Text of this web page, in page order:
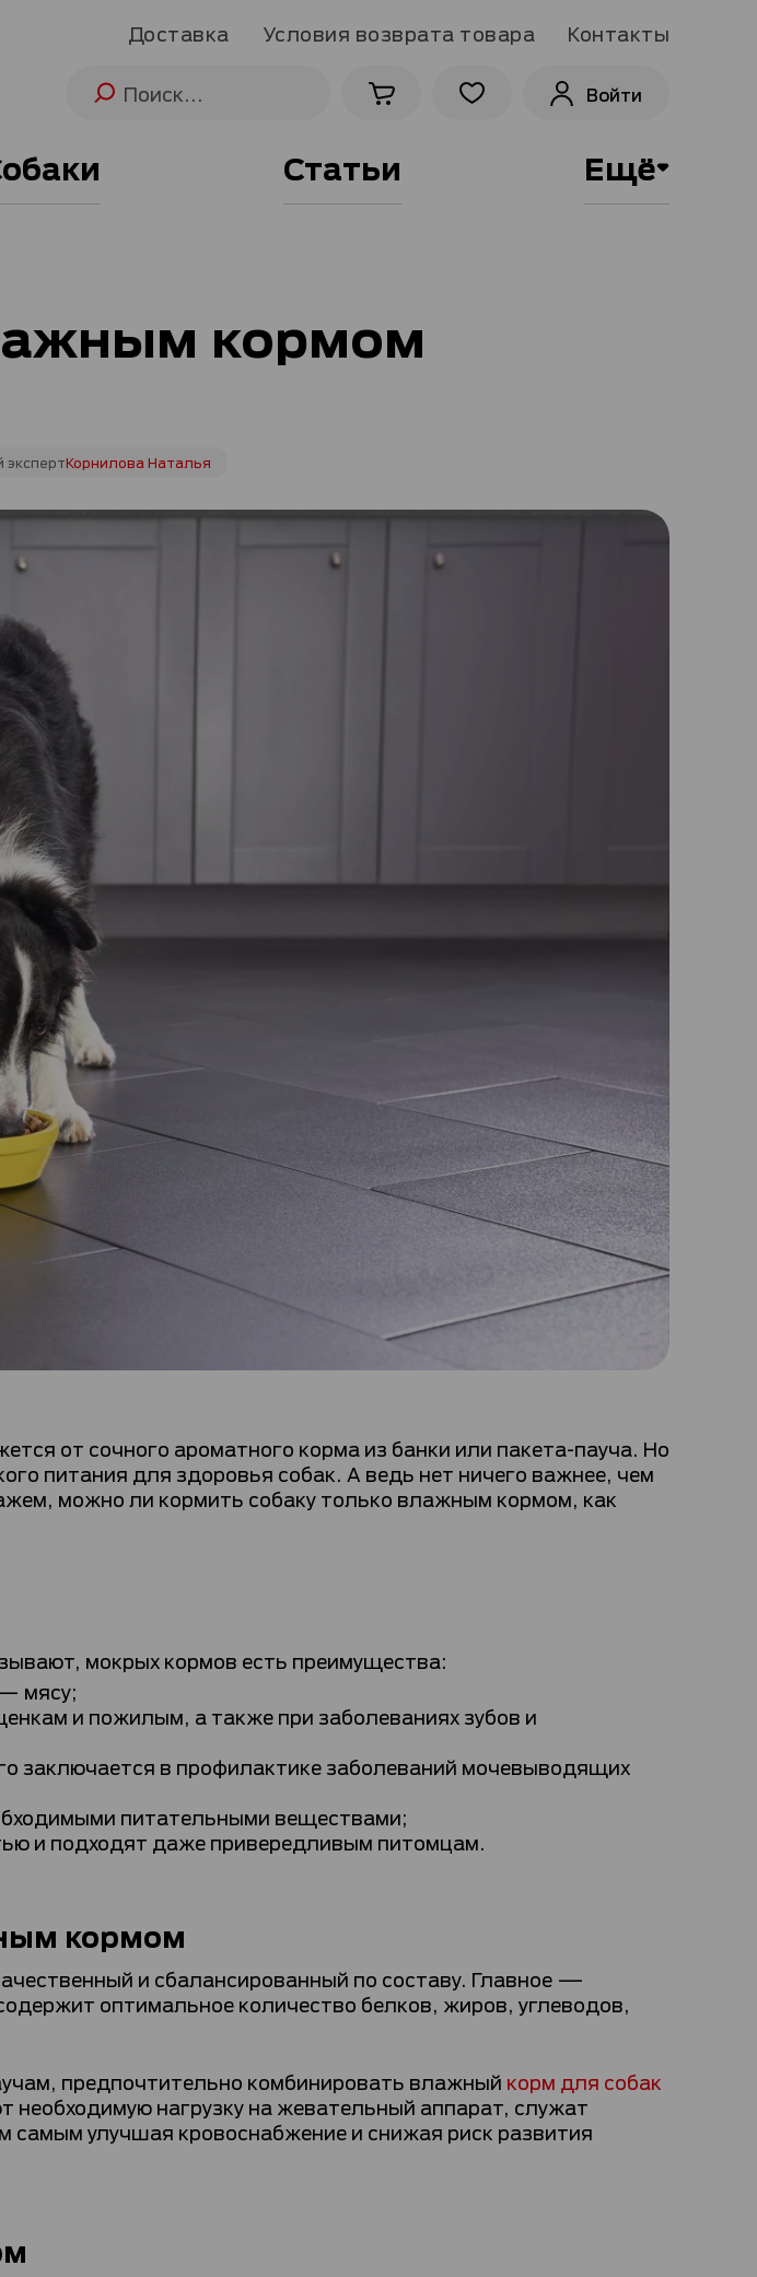
Доставка Условия возврата товара Контакты
Войти
Статьи Ещё
кормом
экспертКорнилова Наталья
от сочного ароматного корма из банки или пакета-пауча. Но
питания для здоровья собак. А ведь нет ничего важнее, чем
можно ли кормить собаку только влажным кормом, как
мокрых кормов есть преимущества:
мясу;
и пожилым, а также при заболеваниях зубов и
заключается в профилактике заболеваний мочевыводящих
питательными веществами;
и подходят даже привередливым питомцам.
кормом
и сбалансированный по составу. Главное —
оптимальное количество белков, жиров, углеводов,
предпочтительно комбинировать влажный корм для собак
необходимую нагрузку на жевательный аппарат, служат
самым улучшая кровоснабжение и снижая риск развития